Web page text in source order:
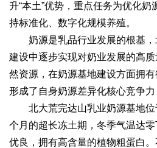
升“本土”优势，重点任务为优化
持标准化、数字化规模养殖。
奶源是乳品行业发展的根基，
建设中逐步实现对奶业发展的高
然资源，在奶源基地建设方面拥
形成了自身奶源差异化核心竞争
北大荒完达山乳业奶源基地位
个月的超长冻土期，冬季气温达
优良，拥有高含量的植物粗蛋白